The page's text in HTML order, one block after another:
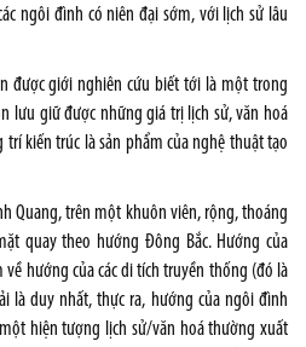
ngôi đình có niên đại sớm, với lịch sử lâu
được giới nghiên cứu biết tới là một trong
lưu giữ được những giá trị lịch sử, văn hoá
kiến trúc là sản phẩm của nghệ thuật tạo
Quang, trên một khuôn viên, rộng, thoáng
quay theo hướng Đông Bắc. Hướng của
hướng của các di tích truyền thống (đó là
là duy nhất, thực ra, hướng của ngôi đình
hiện tượng lịch sử/văn hoá thường xuất